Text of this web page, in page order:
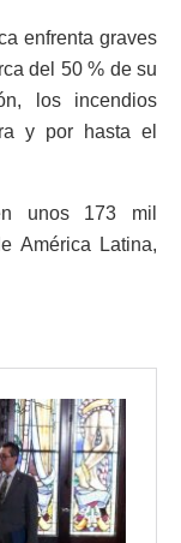
enfrenta graves
del 50 % de su
los incendios
y por hasta el
unos 173 mil
América Latina,